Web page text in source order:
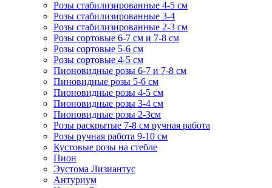
Розы стабилизированные 4-5 см
Розы стабилизированные 3-4
Розы стабилизированные 2-3 см
Розы сортовые 6-7 см и 7-8 см
Розы сортовые 5-6 см
Розы сортовые 4-5 см
Пионовидные розы 6-7 и 7-8 см
Пиновидные розы 5-6 см
Пионовидные розы 4-5 см
Пионовидные розы 3-4 см
Пионовидные розы 2-3см
Розы раскрытые 7-8 см ручная работа
Розы ручная работа 9-10 см
Кустовые розы на стебле
Пион
Эустома Лизиантус
Антуриум